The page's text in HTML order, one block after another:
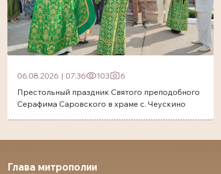
06.08.2026 | 07:36 103
6
Престольный праздник Святого преподобного
Серафима Саровского в храме с. Чеускино
Глава митрополии